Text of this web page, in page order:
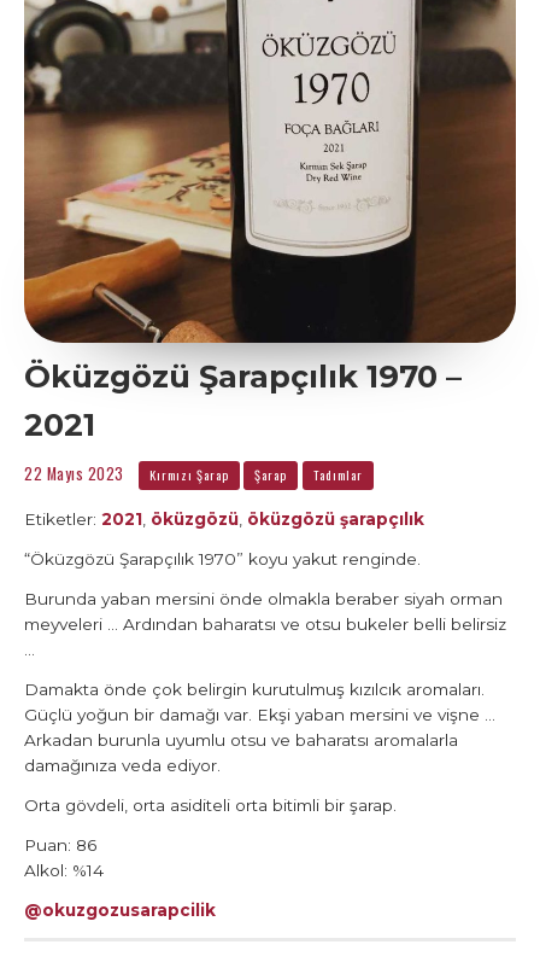
Öküzgözü Şarapçılık 1970 –
2021
22 Mayıs 2023 Kırmızı Şarap Şarap Tadımlar
Etiketler: 2021 öküzgözü öküzgözü şarapçılık
“Öküzgözü Şarapçılık 1970” koyu yakut renginde.
Burunda yaban mersini önde olmakla beraber siyah orman
meyveleri … Ardından baharatsı ve otsu bukeler belli belirsiz
Damakta önde çok belirgin kurutulmuş kızılcık aromaları.
Güçlü yoğun bir damağı var. Ekşi yaban mersini ve vişne …
Arkadan burunla uyumlu otsu ve baharatsı aromalarla
damağınıza veda ediyor.
Orta gövdeli, orta asiditeli orta bitimli bir şarap.
Puan: 86
Alkol: %14
@okuzgozusarapcilik